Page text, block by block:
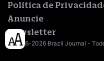
Política de
Anuncie
Newsletter
© 2016-2026 Brazil Journal -